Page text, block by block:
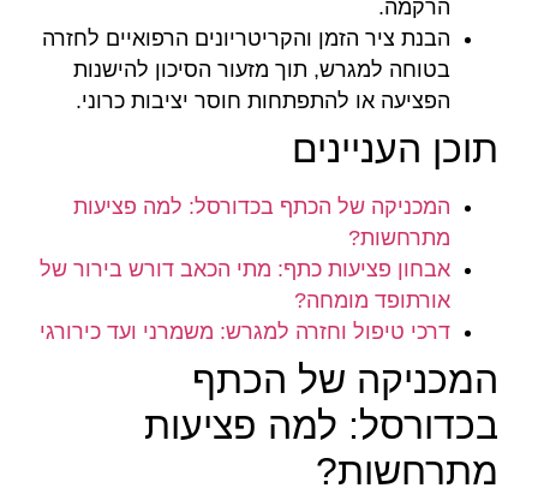
הרקמה.
הבנת ציר הזמן והקריטריונים הרפואיים לחזרה
בטוחה למגרש, תוך מזעור הסיכון להישנות
הפציעה או להתפתחות חוסר יציבות כרוני.
תוכן העניינים
המכניקה של הכתף בכדורסל: למה פציעות
מתרחשות?
אבחון פציעות כתף: מתי הכאב דורש בירור של
אורתופד מומחה?
דרכי טיפול וחזרה למגרש: משמרני ועד כירורגי
המכניקה של הכתף
בכדורסל: למה פציעות
מתרחשות?